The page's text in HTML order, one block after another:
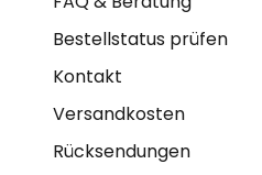
Bestellstatus prüfen
Kontakt
Versandkosten
Rücksendungen